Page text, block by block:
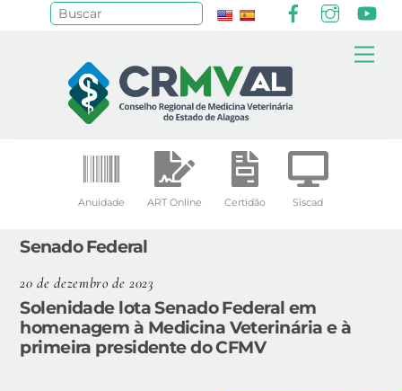
Anuidade ART Online Certidão Siscad
Senado Federal
20 de dezembro de 2023
Solenidade lota Senado Federal em
homenagem à Medicina Veterinária e à
primeira presidente do CFMV